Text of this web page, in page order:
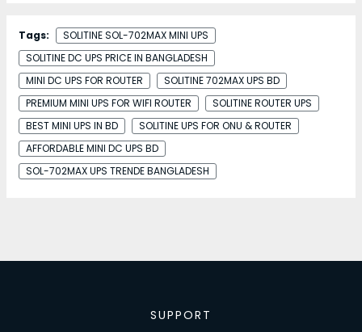
Tags:
SOLITINE SOL-702MAX MINI UPS
SOLITINE DC UPS PRICE IN BANGLADESH
MINI DC UPS FOR ROUTER
SOLITINE 702MAX UPS BD
PREMIUM MINI UPS FOR WIFI ROUTER
SOLITINE ROUTER UPS
BEST MINI UPS IN BD
SOLITINE UPS FOR ONU & ROUTER
AFFORDABLE MINI DC UPS BD
SOL-702MAX UPS TRENDE BANGLADESH
SUPPORT